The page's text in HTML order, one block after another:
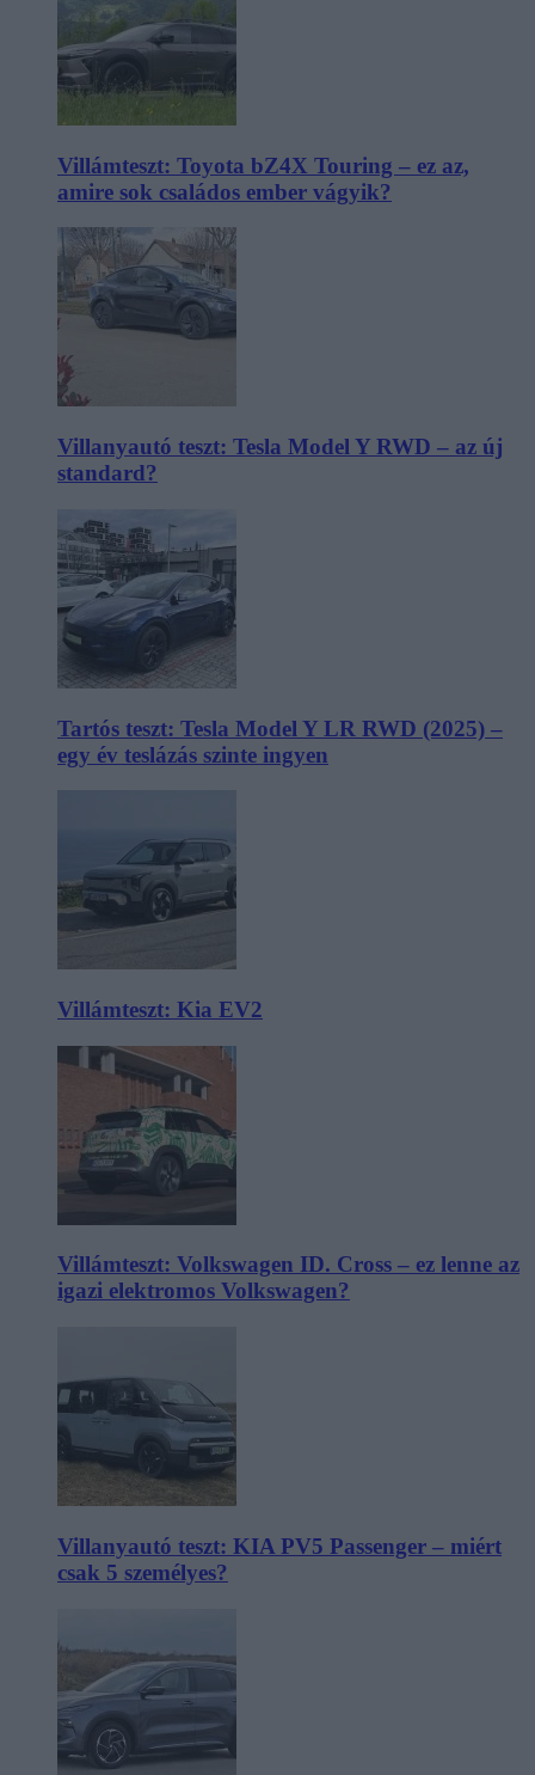
Villámteszt: Toyota bZ4X Touring – ez az,
amire sok családos ember vágyik?
Villanyautó teszt: Tesla Model Y RWD – az új
standard?
Tartós teszt: Tesla Model Y LR RWD (2025) –
egy év teslázás szinte ingyen
Villámteszt: Kia EV2
Villámteszt: Volkswagen ID. Cross – ez lenne az
igazi elektromos Volkswagen?
Villanyautó teszt: KIA PV5 Passenger – miért
csak 5 személyes?